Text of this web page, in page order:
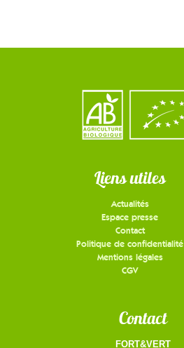
Liens utiles
Actualités
Espace presse
Contact
Politique de confidentialité
Mentions légales
CGV
Contact
FORT&VERT